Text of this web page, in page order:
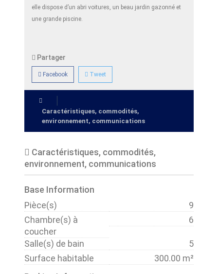
elle dispose d’un abri voitures, un beau jardin gazonné et
une grande piscine.
Partager
Facebook Tweet
Caractéristiques, commodités,
environnement, communications
Caractéristiques, commodités,
environnement, communications
Base Information
Pièce(s)
9
Chambre(s) à
coucher
6
Salle(s) de bain
5
Surface habitable
300.00 m²